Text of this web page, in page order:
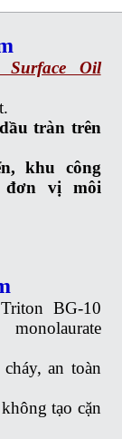
Surface Oil
tràn trên
khu công
đơn vị môi
BG-10
an toàn
tạo cặn